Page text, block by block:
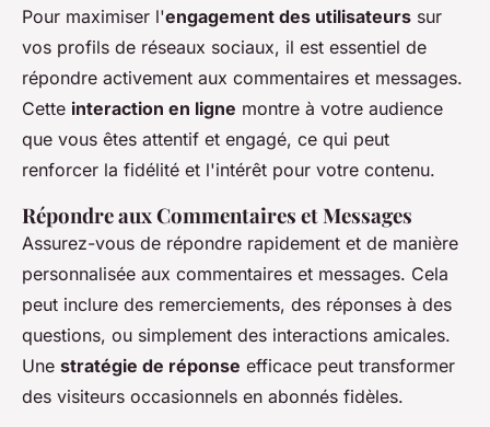
Pour maximiser l'engagement des utilisateurs sur
vos profils de réseaux sociaux, il est essentiel de
répondre activement aux commentaires et messages.
Cette interaction en ligne montre à votre audience
que vous êtes attentif et engagé, ce qui peut
renforcer la fidélité et l'intérêt pour votre contenu.
Répondre aux Commentaires et Messages
Assurez-vous de répondre rapidement et de manière
personnalisée aux commentaires et messages. Cela
peut inclure des remerciements, des réponses à des
questions, ou simplement des interactions amicales.
Une stratégie de réponse efficace peut transformer
des visiteurs occasionnels en abonnés fidèles.